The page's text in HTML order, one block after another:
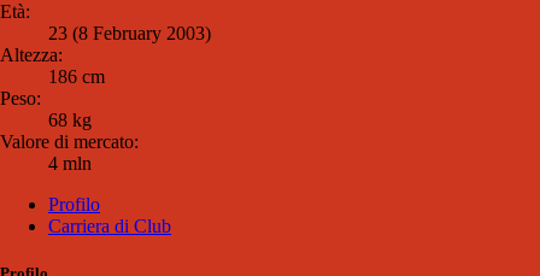
Età:
23 (8 February 2003)
Altezza:
186 cm
Peso:
68 kg
Valore di mercato:
4 mln
Profilo
Carriera di Club